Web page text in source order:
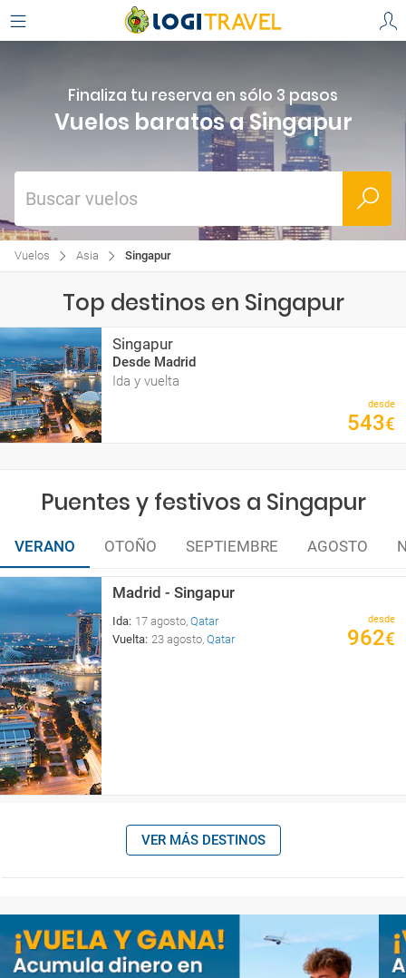
Finaliza tu reserva en sólo 3 pasos
Vuelos baratos a Singapur
Buscar vuelos
Vuelos Asia Singapur
Top destinos en Singapur
Singapur
Desde Madrid
Ida y vuelta
desde
543€
Puentes y festivos a Singapur
VERANO OTOÑO SEPTIEMBRE AGOSTO
Madrid - Singapur
Ida: 17 agosto, Qatar
Vuelta: 23 agosto, Qatar
desde
962€
VER MÁS DESTINOS